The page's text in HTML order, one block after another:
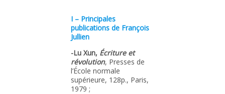
I – Principales
publications de François
Jullien
-Lu Xun, Écriture et
révolution, Presses de
l’École normale
supérieure, 128p., Paris,
1979 ;